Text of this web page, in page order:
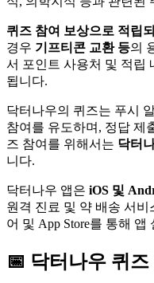
퀴즈 참여 보상으로 적립
경우 기프티콘 교환 등의
서 포인트 사용처 및 적립
됩니다.
닥터나우의 퀴즈는 푸시
참여를 유도하며, 정답 제
즈 참여를 위해서는 닥터
니다.
닥터나우 앱은 iOS 및
원격 진료 및 약 배송 서비
어 및 App Store를 통해 앱
📅 닥터나우 퀴즈